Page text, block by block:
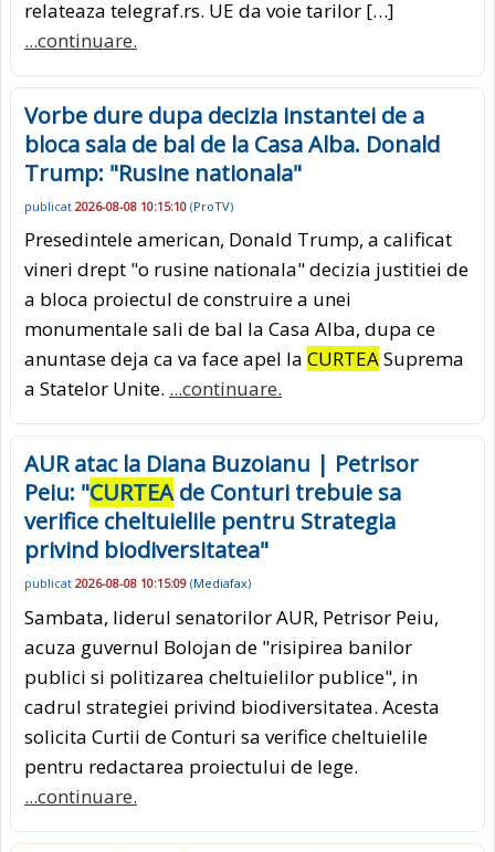
relateaza telegraf.rs. UE da voie tarilor […]
...continuare.
Vorbe dure dupa decizia instantei de a
bloca sala de bal de la Casa Alba. Donald
Trump: "Rusine nationala"
publicat 2026-08-08 10:15:10 (ProTV)
Presedintele american, Donald Trump, a calificat
vineri drept "o rusine nationala" decizia justitiei de
a bloca proiectul de construire a unei
monumentale sali de bal la Casa Alba, dupa ce
anuntase deja ca va face apel la CURTEASuprema
a Statelor Unite. ...continuare.
AUR atac la Diana Buzoianu | Petrisor
Peiu: "CURTEAde Conturi trebuie sa
verifice cheltuielile pentru Strategia
privind biodiversitatea"
publicat 2026-08-08 10:15:09 (Mediafax)
Sambata, liderul senatorilor AUR, Petrisor Peiu,
acuza guvernul Bolojan de "risipirea banilor
publici si politizarea cheltuielilor publice", in
cadrul strategiei privind biodiversitatea. Acesta
solicita Curtii de Conturi sa verifice cheltuielile
pentru redactarea proiectului de lege.
...continuare.